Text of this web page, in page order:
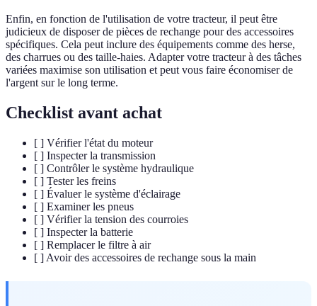
Enfin, en fonction de l'utilisation de votre tracteur, il peut être
judicieux de disposer de pièces de rechange pour des accessoires
spécifiques. Cela peut inclure des équipements comme des herse,
des charrues ou des taille-haies. Adapter votre tracteur à des tâches
variées maximise son utilisation et peut vous faire économiser de
l'argent sur le long terme.
Checklist avant achat
[ ] Vérifier l'état du moteur
[ ] Inspecter la transmission
[ ] Contrôler le système hydraulique
[ ] Tester les freins
[ ] Évaluer le système d'éclairage
[ ] Examiner les pneus
[ ] Vérifier la tension des courroies
[ ] Inspecter la batterie
[ ] Remplacer le filtre à air
[ ] Avoir des accessoires de rechange sous la main